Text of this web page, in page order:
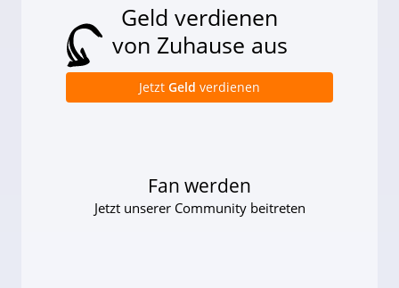
Geld verdienen
von Zuhause aus
Jetzt Geld verdienen
Fan werden
Jetzt unserer Community beitreten